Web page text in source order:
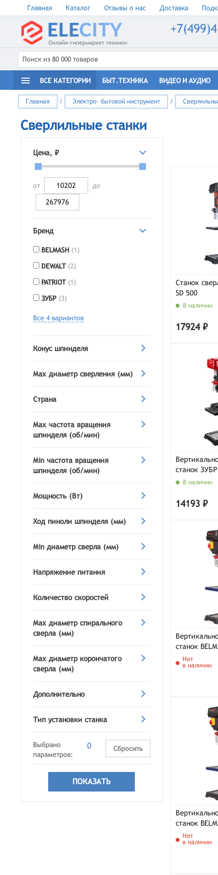
Главная Каталог Отзывы о нас Доставка
ВСЕ КАТЕГОРИИ БЫТ.ТЕХНИКА ВИДЕО И АУДИО
Главная / Электро- бытовой инструмент /
Сверлильные станки
Цена, ₽
от до
Бренд
BELMASH (1)
DEWALT (2)
PATRIOT (1)
ЗУБР (3)
Все 4 вариантов
Конус шпинделя
Max диаметр сверления (мм)
Страна
Max частота вращения
шпинделя (об/мин)
Min частота вращения
шпинделя (об/мин)
Мощность (Вт)
Ход пиноли шпинделя (мм)
Min диаметр сверла (мм)
Напряжение питания
Количество скоростей
Max диаметр спирального
сверла (мм)
Max диаметр корончатого
сверла (мм)
Дополнительно
Тип установки станка
Выбрано
параметров:
0 Сбросить
Станок
SD 500
В наличии
17924 ₽
станок
В наличии
14193 ₽
станок
Нет
в наличии
станок
Нет
в наличии